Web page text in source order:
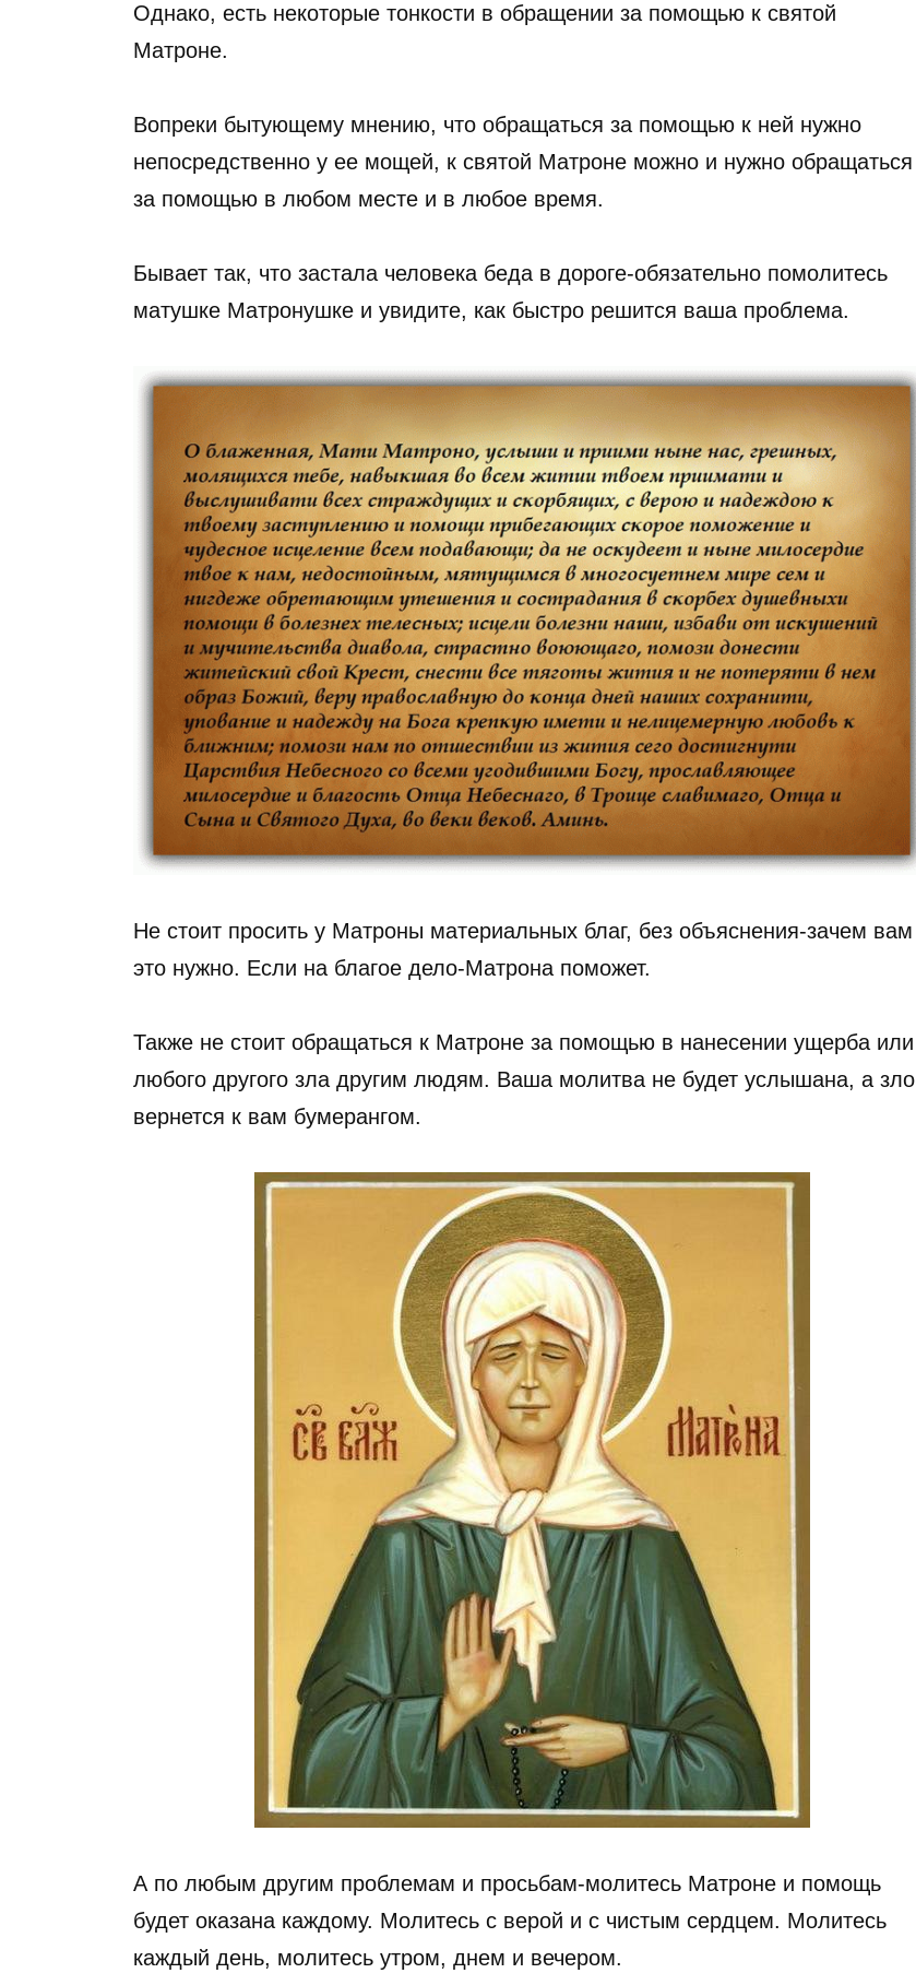
Однако, есть некоторые тонкости в обращении за помощью к святой
Матроне.
Вопреки бытующему мнению, что обращаться за помощью к ней нужно
непосредственно у ее мощей, к святой Матроне можно и нужно обращаться
за помощью в любом месте и в любое время.
Бывает так, что застала человека беда в дороге-обязательно помолитесь
матушке Матронушке и увидите, как быстро решится ваша проблема.
Не стоит просить у Матроны материальных благ, без объяснения-зачем вам
это нужно. Если на благое дело-Матрона поможет.
Также не стоит обращаться к Матроне за помощью в нанесении ущерба или
любого другого зла другим людям. Ваша молитва не будет услышана, а зло
вернется к вам бумерангом.
А по любым другим проблемам и просьбам-молитесь Матроне и помощь
будет оказана каждому. Молитесь с верой и с чистым сердцем. Молитесь
каждый день, молитесь утром, днем и вечером.